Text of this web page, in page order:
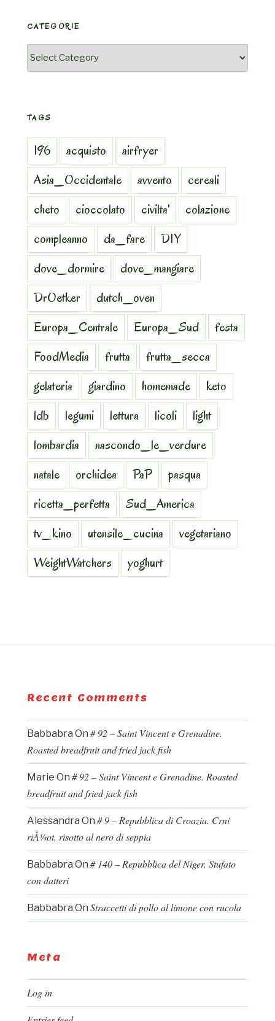
CATEGORIE
Categorie
TAGS
196 acquisto
airfryer
Asia_Occidentale
avvento
cereali
cheto
cioccolato civilta'
colazione
compleanno
da_fare
DIY
dove_dormire
dove_mangiare
DrOetker
dutch_oven
Europa_Centrale
Europa_Sud
festa
FoodMedia
frutta
frutta_secca
gelateria
giardino homemade
keto
ldb
legumi lettura licoli
light
lombardia
nascondo_le_verdure
natale
orchidea PaP
pasqua
ricetta_perfetta
Sud_America
tv_kino
utensile_cucina
vegetariano
WeightWatchers
yoghurt
Recent Comments
Babbabra On # 92 – Saint Vincent e Grenadine.
Roasted breadfruit and fried jack fish
Marie On # 92 – Saint Vincent e Grenadine. Roasted
breadfruit and fried jack fish
Alessandra On # 9 – Repubblica di Croazia. Crni
riÅ¾ot, risotto al nero di seppia
Babbabra On # 140 – Repubblica del Niger. Stufato
con datteri
Babbabra On Straccetti di pollo al limone con rucola
Meta
Log in